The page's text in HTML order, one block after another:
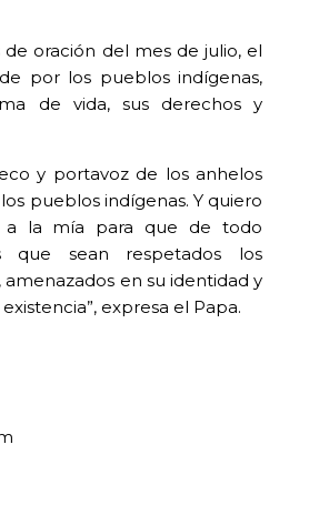
de oración del mes de julio, el
por los pueblos indígenas,
de vida, sus derechos y
y portavoz de los anhelos
pueblos indígenas. Y quiero
a la mía para que de todo
que sean respetados los
en su identidad y
expresa el Papa.